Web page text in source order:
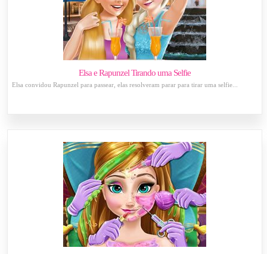
Elsa e Rapunzel Tirando uma Selfie
Elsa convidou Rapunzel para passear, elas resolveram parar para tirar uma selfie...